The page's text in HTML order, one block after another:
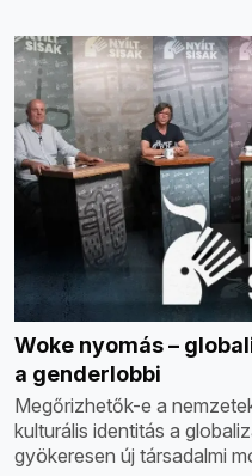
Woke nyomás –
a genderlobbi
Megőrizhetők-e a
kulturális identitás a
gyökeresen új társadalmi